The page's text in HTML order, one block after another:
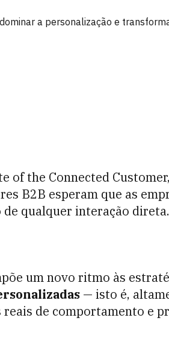
a personalização e
of the Connected
B2B esperam que as
de qualquer interação direta.
um novo ritmo às
— isto é,
reais de comportamento e